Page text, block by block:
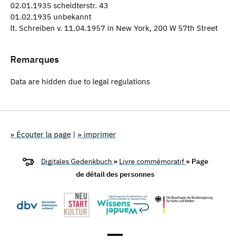
02.01.1935 scheidterstr. 43
01.02.1935 unbekannt
lt. Schreiben v. 11.04.1957 in New York, 200 W 57th Street
Remarques
Data are hidden due to legal regulations
» Écouter la page | » imprimer
Digitales Gedenkbuch » Livre commémoratif » Page
de détail des personnes